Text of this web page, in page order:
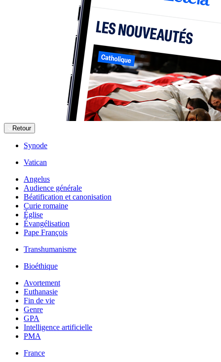
Retour
Synode
Vatican
Angelus
Audience générale
Béatification et canonisation
Curie romaine
Église
Évangélisation
Pape François
Transhumanisme
Bioéthique
Avortement
Euthanasie
Fin de vie
Genre
GPA
Intelligence artificielle
PMA
France